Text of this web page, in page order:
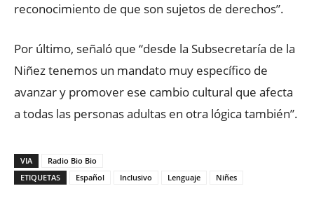
reconocimiento de que son sujetos de derechos”.
Por último, señaló que “desde la Subsecretaría de la
Niñez tenemos un mandato muy específico de
avanzar y promover ese cambio cultural que afecta
a todas las personas adultas en otra lógica también”.
VIA
Radio Bio Bio
ETIQUETAS
Español Inclusivo Lenguaje Niñes